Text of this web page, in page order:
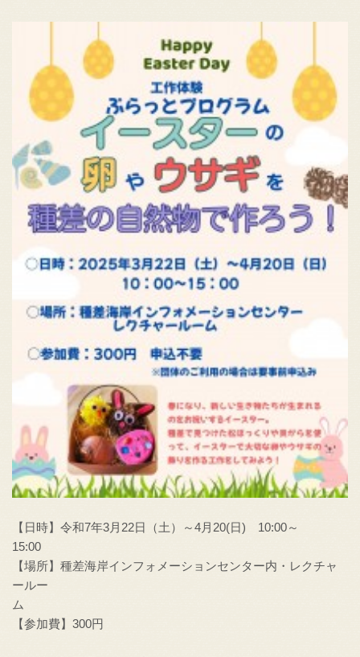
【日時】令和7年3月22日（土）～4月20(日) 10:00～
【場所】種差海岸インフォメーションセンター内・レクチャ
ールー
【参加費】300円